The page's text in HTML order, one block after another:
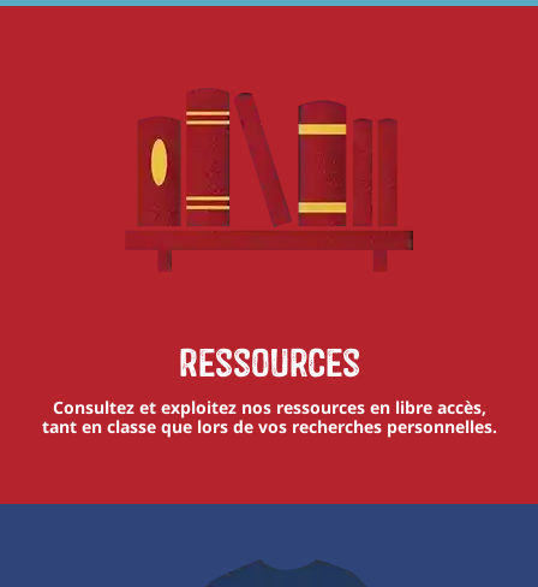
Ressources
Consultez et exploitez nos ressources en libre accès,
tant en classe que lors de vos recherches personnelles.